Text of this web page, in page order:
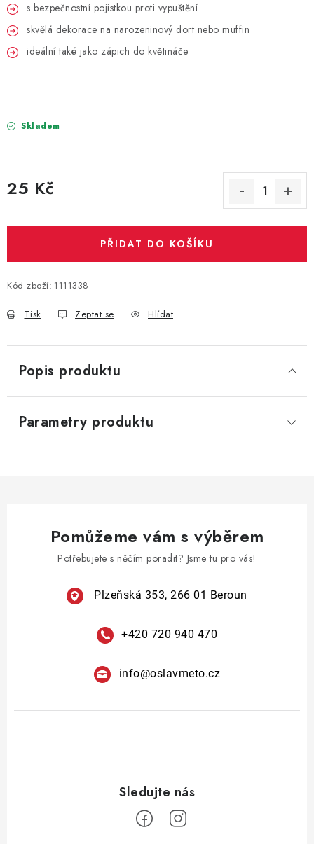
STUHY A MAŠLE
SEZÓNNÍ SVÁTKY
ORGANZY, STOLOVÉ ŠERPY
Podmínky ochrany osobních údajů
s bezpečnostní pojistkou proti vypuštění
skvělá dekorace na narozeninový dort nebo muffin
ideální také jako zápich do květináče
Skladem
25 Kč
PŘIDAT DO KOŠÍKU
Kód zboží: 1111338
Tisk Zeptat se Hlídat
Popis produktu
Parametry produktu
Pomůžeme vám s výběrem
Potřebujete s něčím poradit? Jsme tu pro vás!
Plzeňská 353, 266 01 Beroun
+420 720 940 470
info@oslavmeto.cz